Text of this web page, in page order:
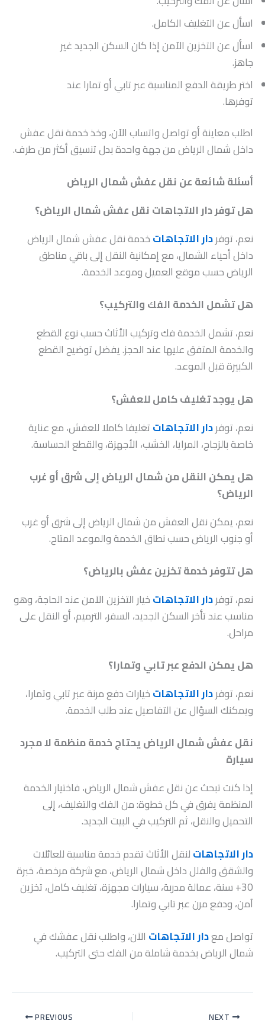
اسأل عن التغليف الكامل.
اسأل عن التخزين الآمن إذا كان السكن الجديد غير
جاهز.
اختر طريقة الدفع المناسبة عبر تابي أو تمارا عند
توفرها.
اطلب معاينة أو تواصل واتساب الآن، وخذ خدمة نقل عفش
داخل شمال الرياض من جهة واحدة بدل تنسيق أكثر من طرف.
أسئلة شائعة عن نقل عفش شمال الرياض
هل توفر دار الاتجاهات نقل عفش شمال الرياض؟
نعم، توفردار الاتجاهاتخدمة نقل عفش شمال الرياض
داخل أحياء الشمال، مع إمكانية النقل إلى باقي مناطق
الرياض حسب موقع العميل وموعد الخدمة.
هل تشمل الخدمة الفك والتركيب؟
نعم، تشمل الخدمة فك وتركيب الأثاث حسب نوع القطع
والخدمة المتفق عليها عند الحجز. يفضل توضيح القطع
الكبيرة قبل الموعد.
هل يوجد تغليف كامل للعفش؟
نعم، توفردار الاتجاهاتتغليفا كاملا للعفش، مع عناية
خاصة بالزجاج، المرايا، الخشب، الأجهزة، والقطع الحساسة.
هل يمكن النقل من شمال الرياض إلى شرق أو غرب
الرياض؟
نعم، يمكن نقل العفش من شمال الرياض إلى شرق أو غرب
أو جنوب الرياض حسب نطاق الخدمة والموعد المتاح.
هل تتوفر خدمة تخزين عفش بالرياض؟
نعم، توفردار الاتجاهاتخيار التخزين الآمن عند الحاجة، وهو
مناسب عند تأخر السكن الجديد، السفر، الترميم، أو النقل على
مراحل.
هل يمكن الدفع عبر تابي وتمارا؟
نعم، توفردار الاتجاهاتخيارات دفع مرنة عبر تابي وتمارا،
ويمكنك السؤال عن التفاصيل عند طلب الخدمة.
نقل عفش شمال الرياض يحتاج خدمة منظمة لا مجرد
سيارة
إذا كنت تبحث عن نقل عفش شمال الرياض، فاختيار الخدمة
المنظمة يفرق في كل خطوة: من الفك والتغليف، إلى
التحميل والنقل، ثم التركيب في البيت الجديد.
دار الاتجاهاتلنقل الأثاث تقدم خدمة مناسبة للعائلات
والشقق والفلل داخل شمال الرياض، مع شركة مرخصة، خبرة
30+ سنة، عمالة مدربة، سيارات مجهزة، تغليف كامل، تخزين
آمن، ودفع مرن عبر تابي وتمارا.
تواصل معدار الاتجاهات الآن، واطلب نقل عفشك في
شمال الرياض بخدمة شاملة من الفك حتى التركيب.
PREVIOUS NEXT